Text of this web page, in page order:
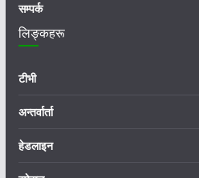
सम्पर्क
लिङ्कहरू
टीभी
अन्तर्वार्ता
हेडलाइन